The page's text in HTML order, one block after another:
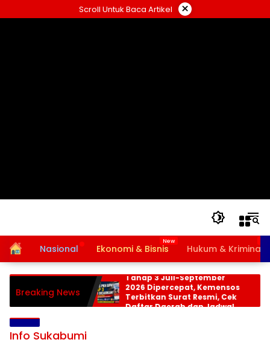
ke
Scroll Untuk Baca Artikel ×
HomeNasional Ekonomi & Bisnis Hukum & Kriminal
Breaking News
Bansos PKH dan BPNT
Tahap 3 Juli-September
2026 Dipercepat, Kemensos
Terbitkan Surat Resmi, Cek
Daftar Daerah dan Jadwal
Info Sukabumi